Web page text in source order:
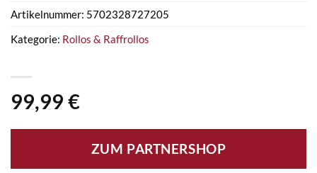
99,99 €
ZUM PARTNERSHOP
Artikelnummer: 5702328727205
Kategorie: Rollos & Raffrollos